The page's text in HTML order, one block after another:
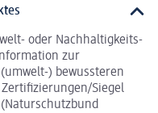
oder Nachhaltigkeits-
zur
) bewussteren
Siegel